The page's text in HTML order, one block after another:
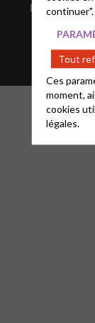
Informations
continuer".
Tout
Ces
moment,
cookies
légales.